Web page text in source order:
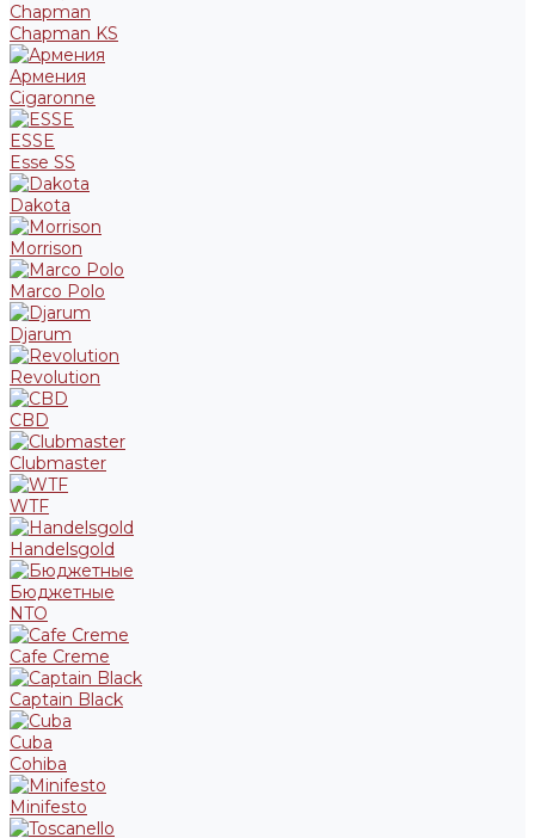
Chapman
Chapman KS
Армения
Cigaronne
ESSE
Esse SS
Dakota
Morrison
Marco Polo
Djarum
Revolution
CBD
Clubmaster
WTF
Handelsgold
Бюджетные
NTO
Cafe Creme
Captain Black
Cuba
Cohiba
Minifesto